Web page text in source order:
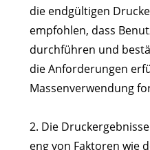
die endgültigen
empfohlen, dass
durchführen und
die Anforderungen
Massenverwendung
2. Die
eng von Faktoren wie